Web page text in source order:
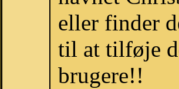
eller finder
til at tilføje
brugere!!